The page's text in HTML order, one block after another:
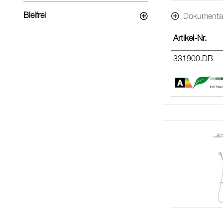
Bleifrei
Artikel-Nr.
331900.DB